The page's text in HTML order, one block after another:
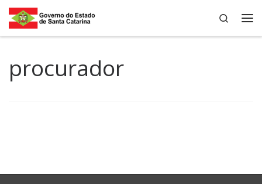
Skip to content
Search
procurador